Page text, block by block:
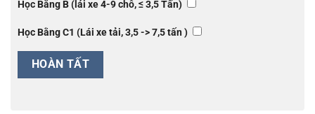
Học Bằng B (lái xe 4-9 chỗ, ≤ 3,5 Tấn)
Học Bằng C1 (Lái xe tải, 3,5 -> 7,5 tấn )